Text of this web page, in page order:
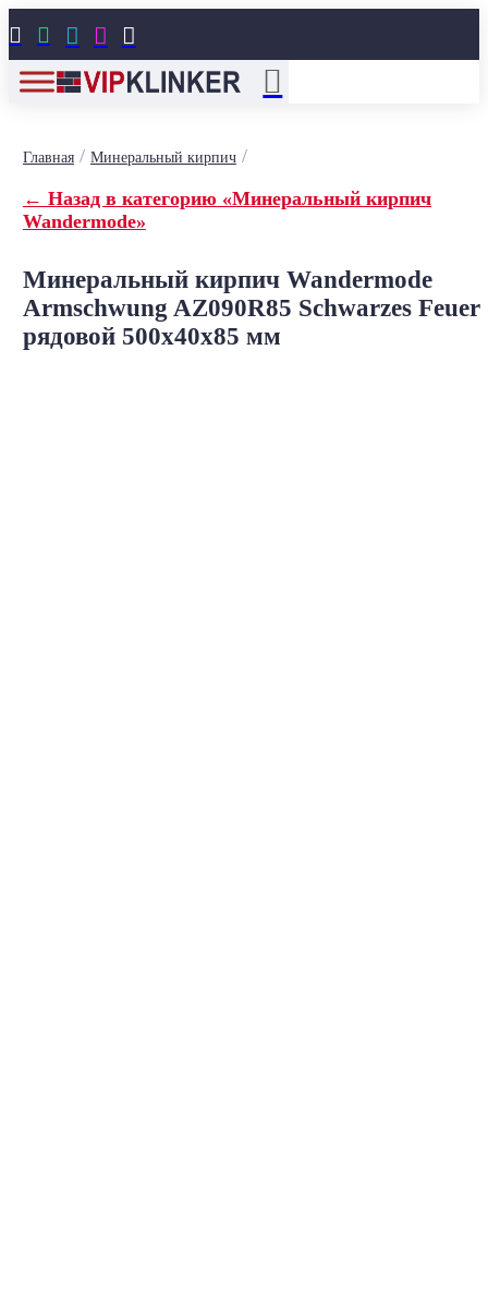
    
Главная/ Минеральный кирпич/
← Назад в категорию «Минеральный кирпич
Wandermode»
Минеральный кирпич Wandermode
Armschwung AZ090R85 Schwarzes Feuer
рядовой 500x40x85 мм